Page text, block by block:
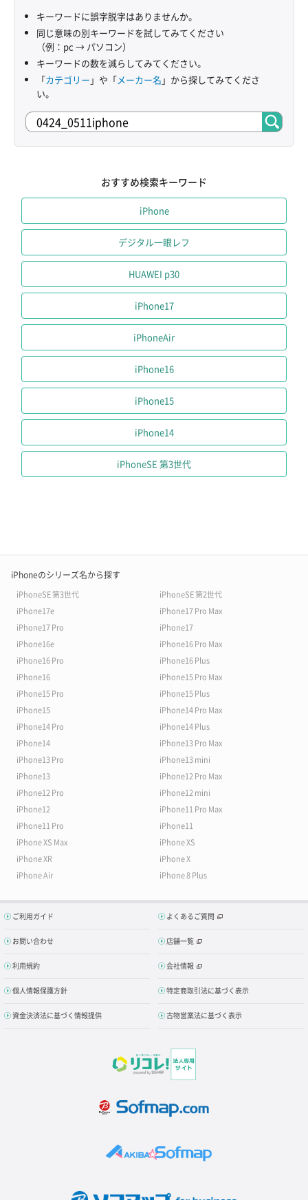
キーワードに誤字脱字はありませんか。
同じ意味の別キーワードを試してみてください
（例：pc → パソコン）
キーワードの数を減らしてみてください。
「カテゴリー 」や「メーカー名 」から探してみてくださ
い。
おすすめ検索キーワード
iPhone
デジタル一眼レフ
HUAWEI p30
iPhone17
iPhoneAir
iPhone16
iPhone15
iPhone14
iPhoneSE 第3世代
iPhoneのシリーズ名から探す
iPhoneSE 第3世代
iPhoneSE 第2世代
iPhone17e
iPhone17 Pro Max
iPhone17 Pro
iPhone17
iPhone16e
iPhone16 Pro Max
iPhone16 Pro
iPhone16 Plus
iPhone16
iPhone15 Pro Max
iPhone15 Pro
iPhone15 Plus
iPhone15
iPhone14 Pro Max
iPhone14 Pro
iPhone14 Plus
iPhone14
iPhone13 Pro Max
iPhone13 Pro
iPhone13 mini
iPhone13
iPhone12 Pro Max
iPhone12 Pro
iPhone12 mini
iPhone12
iPhone11 Pro Max
iPhone11 Pro
iPhone11
iPhone XS Max
iPhone XS
iPhone XR
iPhone X
iPhone Air
iPhone 8 Plus
ご利用ガイド よくあるご質問
お問い合わせ 店舗一覧
利用規約 会社情報
個人情報保護方針 特定商取引法に基づく表示
資金決済法に基づく情報提供 古物営業法に基づく表示